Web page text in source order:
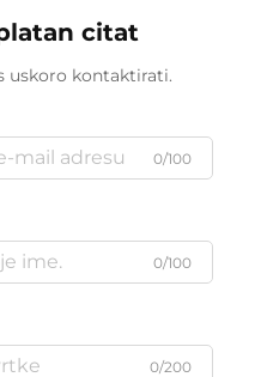
citat
uskoro kontaktirati.
0/100
0/100
0/200